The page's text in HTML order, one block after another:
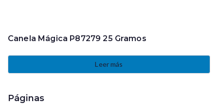
Canela Mágica P87279 25 Gramos
Leer más
Páginas